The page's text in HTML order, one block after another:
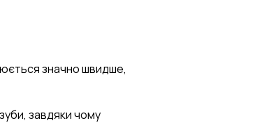
значно швидше,
завдяки чому